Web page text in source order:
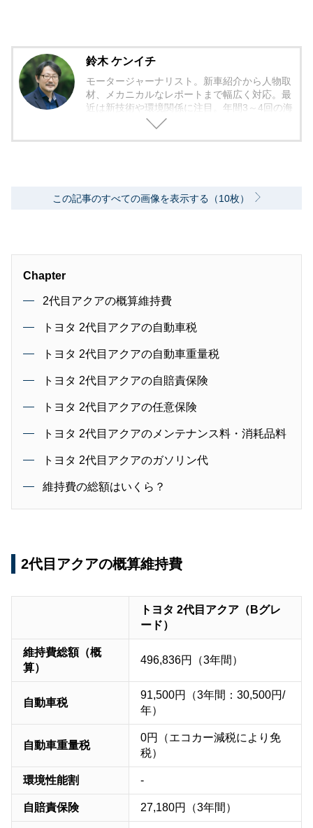
鈴木 ケンイチ
モータージャーナリスト。新車紹介から人物取
材、メカニカルなレポートまで幅広く対応。最
近は新技術や環境関係に注目。年間3～4回の海
外モーターショー取材を実施。レース経験あ
この記事のすべての画像を表示する（10枚）
Chapter
2代目アクアの概算維持費
トヨタ 2代目アクアの自動車税
トヨタ 2代目アクアの自動車重量税
トヨタ 2代目アクアの自賠責保険
トヨタ 2代目アクアの任意保険
トヨタ 2代目アクアのメンテナンス料・消耗品料
トヨタ 2代目アクアのガソリン代
維持費の総額はいくら？
2代目アクアの概算維持費
トヨタ 2代目アクア（Bグレ
ード）
維持費総額（概
算）
496,836円（3年間）
自動車税
91,500円（3年間：30,500円/
年）
自動車重量税
0円（エコカー減税により免
税）
環境性能割 -
自賠責保険 27,180円（3年間）